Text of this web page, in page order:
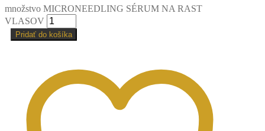
množstvo MICRONEEDLING SÉRUM NA RAST
VLASOV
Pridať do košíka